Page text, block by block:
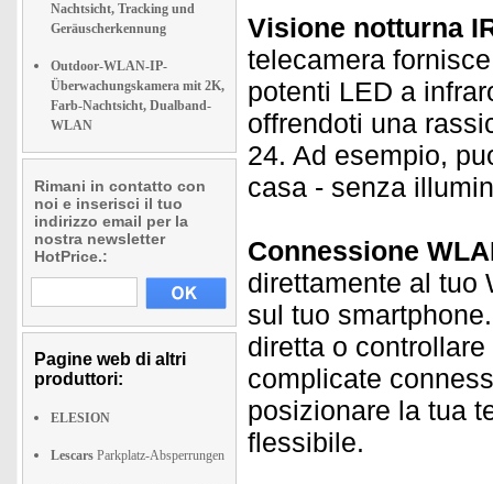
Nachtsicht, Tracking und
Geräuscherkennung
Outdoor-WLAN-IP-
Überwachungskamera mit 2K,
Farb-Nachtsicht, Dualband-
WLAN
Rimani in contatto con
noi e inserisci il tuo
indirizzo email per la
nostra newsletter
HotPrice.:
Pagine web di altri
produttori:
ELESION
Lescars Parkplatz-Absperrungen
Visione notturna
telecamera
potenti LED a
offrendoti una
24. Ad esempio,
casa - senza
Connessione
direttamente al tuo
sul tuo
diretta o
complicate
posizionare la tua
flessibile.